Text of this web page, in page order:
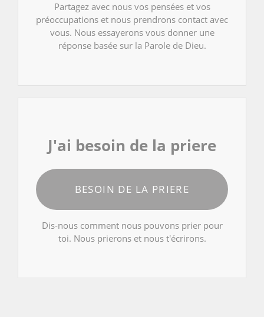
Partagez avec nous vos pensées et vos
préoccupations et nous prendrons contact avec
vous. Nous essayerons vous donner une
réponse basée sur la Parole de Dieu.
J'ai besoin de la priere
BESOIN DE LA PRIERE
Dis-nous comment nous pouvons prier pour
toi. Nous prierons et nous t'écrirons.